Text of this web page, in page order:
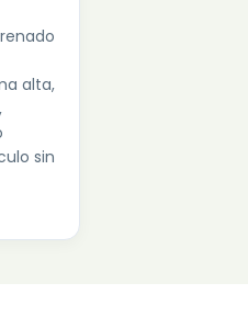
alta,
sin